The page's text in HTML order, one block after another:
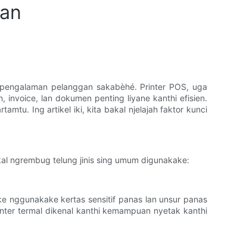
pelanggan sakabèhé. Printer POS, uga
invoice, lan dokumen penting liyane kanthi efisien.
Ing artikel iki, kita bakal njelajah faktor kunci
ngrembug telung jinis sing umum digunakake:
nggunakake kertas sensitif panas lan unsur panas
termal dikenal kanthi kemampuan nyetak kanthi